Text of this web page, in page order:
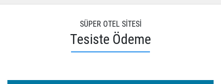
SÜPER OTEL SİTESİ
Tesiste Ödeme